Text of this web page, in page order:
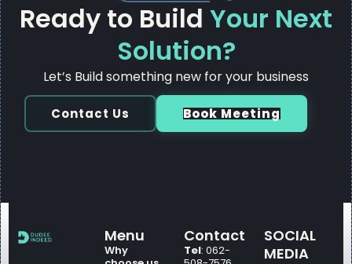
Ready to Build Your Next
Solution?
Let’s Build something new for your business
Contact Us Book Meeting
Menu
Why
Contact
Tel: 062-
SOCIAL
MEDIA